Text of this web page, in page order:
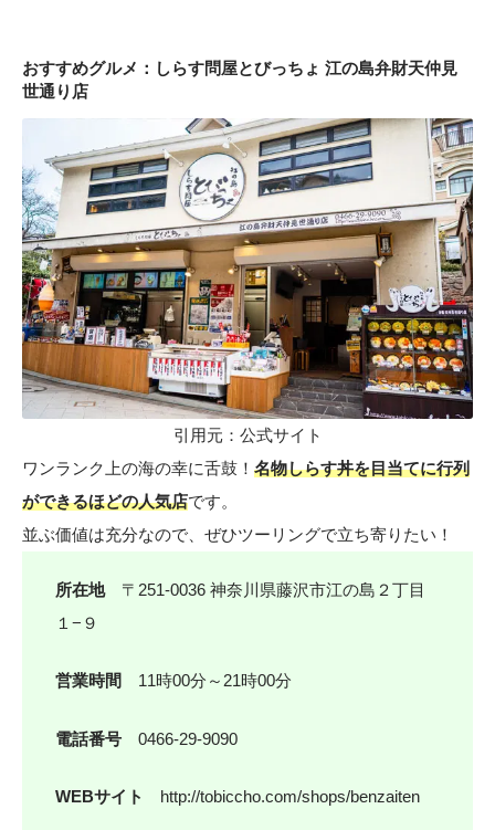
おすすめグルメ：しらす問屋とびっちょ 江の島弁財天仲見
世通り店
引用元： 公式サイト
ワンランク上の海の幸に舌鼓！ 名物しらす丼を目当てに行列
ができるほどの人気店です。
並ぶ価値は充分なので、ぜひツーリングで立ち寄りたい！
所在地〒251-0036 神奈川県藤沢市江の島２丁目
１−９
営業時間 11時00分～21時00分
電話番号 0466-29-9090
WEBサイト http://tobiccho.com/shops/benzaiten